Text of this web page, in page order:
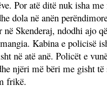
Por atë ditë nuk isha me
dola në anën
Skenderaj, ndodhi ajo
Kabina e policisë
në atë anë. Policët e
njëri më bëri me gisht të
frikë.